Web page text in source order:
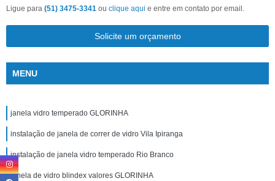
Ligue para (51) 3475-3341 ou clique aqui e entre em contato por email.
Solicite um orçamento
MENU
janela vidro temperado GLORINHA
instalação de janela de correr de vidro Vila Ipiranga
instalação de janela vidro temperado Rio Branco
janela de vidro blindex valores GLORINHA